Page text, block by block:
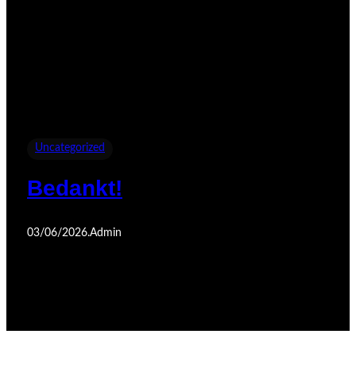
Uncategorized
Bedankt!
03/06/2026.Admin